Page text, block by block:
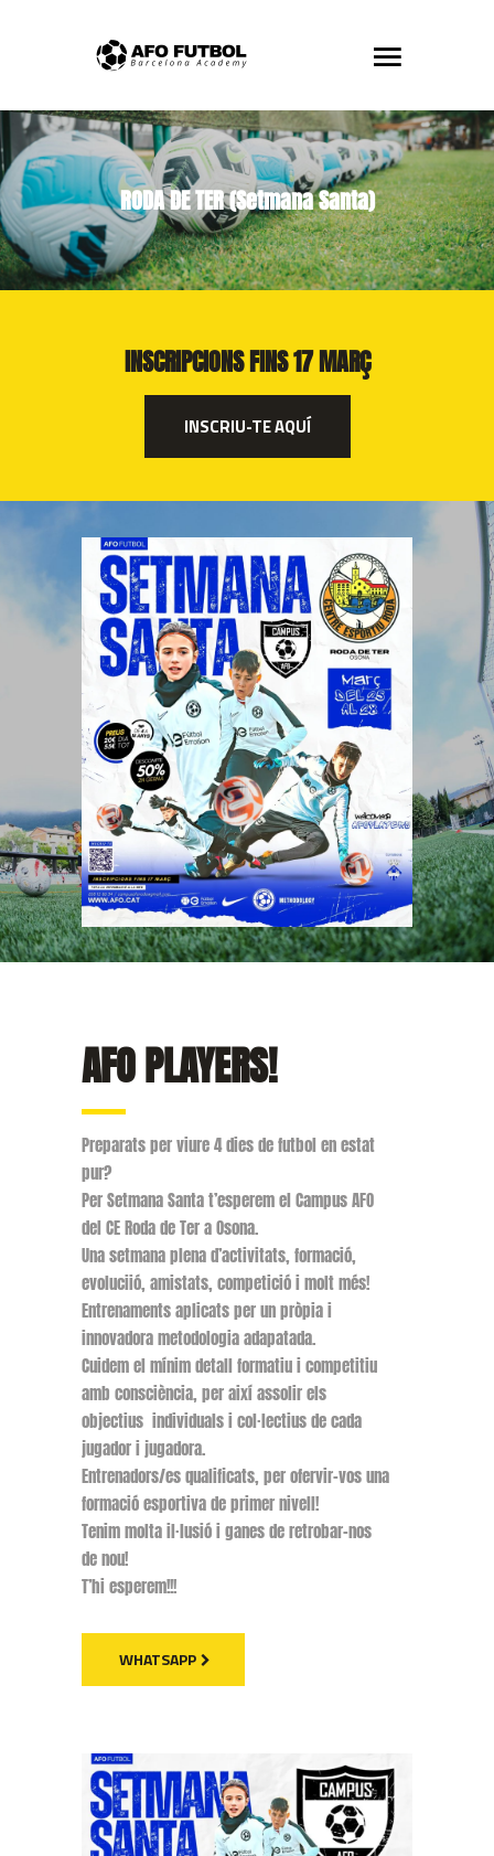
RODA DE TER (Setmana Santa)
INSCRIPCIONS FINS 17 MARÇ
INSCRIU-TE AQUÍ
AFO PLAYERS!
Preparats per viure 4 dies de futbol en estat
pur?
Per Setmana Santa t’esperem el Campus AFO
del CE Roda de Ter a Osona.
Una setmana plena d’activitats, formació,
evoluciió, amistats, competició i molt més!
Entrenaments aplicats per un pròpia i
innovadora metodologia adapatada.
Cuidem el mínim detall formatiu i competitiu
amb consciència, per així assolir els
objectius individuals i col·lectius de cada
jugador i jugadora.
Entrenadors/es qualificats, per ofervir-vos una
formació esportiva de primer nivell!
Tenim molta il·lusió i ganes de retrobar-nos
de nou!
T’hi esperem!!!
WHATSAPP